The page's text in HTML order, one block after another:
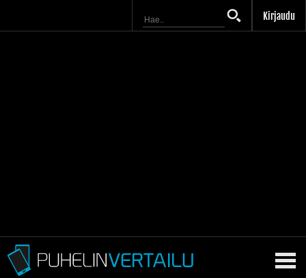
Kirjaudu